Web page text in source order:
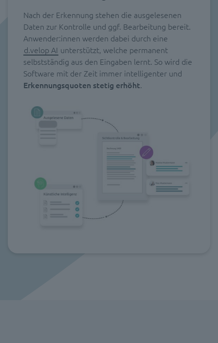
Nach der Erkennung stehen die ausgelesenen
Daten zur Kontrolle und ggf. Bearbeitung bereit.
Anwender:innen werden dabei durch eine
d.velop AI unterstützt, welche permanent
selbstständig aus den Eingaben lernt. So wird die
Software mit der Zeit immer intelligenter und
Erkennungsquoten stetig erhöht.